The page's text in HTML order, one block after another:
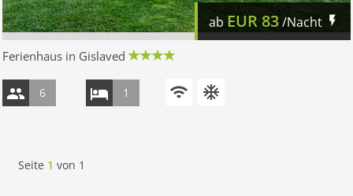
ab EUR 83/Nacht
Ferienhaus in Gislaved
6 1
Seite 1 von 1